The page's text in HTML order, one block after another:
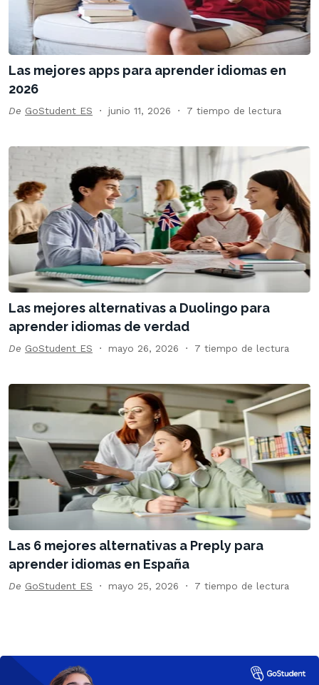
Las mejores apps para aprender idiomas en
2026
De GoStudent ES junio 11, 2026 7 tiempo de lectura
Las mejores alternativas a Duolingo para
aprender idiomas de verdad
De GoStudent ES mayo 26, 2026 7 tiempo de lectura
Las 6 mejores alternativas a Preply para
aprender idiomas en España
De GoStudent ES mayo 25, 2026 7 tiempo de lectura